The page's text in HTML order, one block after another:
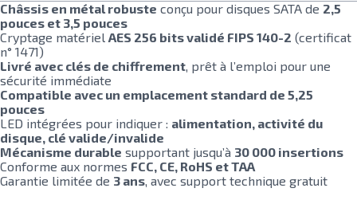
Châssis en métal robuste conçu pour disques SATA de 2,5
pouces et 3,5 pouces
Cryptage matériel AES 256 bits validé FIPS 140-2 (certificat
n° 1471)
Livré avec clés de chiffrement, prêt à l’emploi pour une
sécurité immédiate
Compatible avec un emplacement standard de 5,25
pouces
LED intégrées pour indiquer : alimentation, activité du
disque, clé valide/invalide
Mécanisme durable supportant jusqu’à 30 000 insertions
Conforme aux normes FCC, CE, RoHS et TAA
Garantie limitée de 3 ans, avec support technique gratuit